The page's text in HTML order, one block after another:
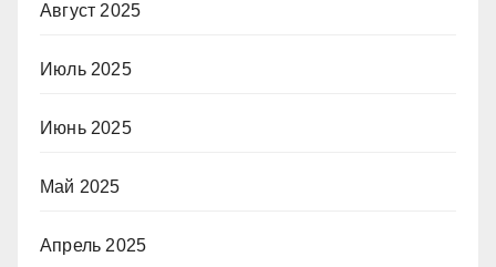
Август 2025
Июль 2025
Июнь 2025
Май 2025
Апрель 2025